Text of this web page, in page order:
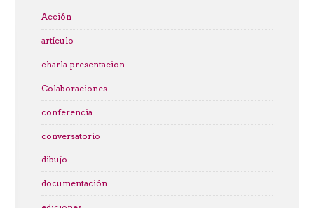
Acción
artículo
charla-presentacion
Colaboraciones
conferencia
conversatorio
dibujo
documentación